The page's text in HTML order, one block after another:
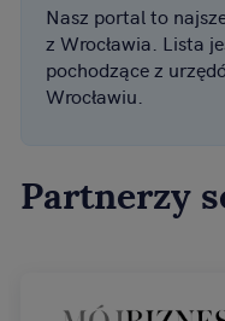
Nasz portal to
z Wrocławia. Lista
pochodzące z
Wrocławiu.
Partnerzy